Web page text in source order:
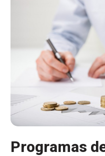
Programas